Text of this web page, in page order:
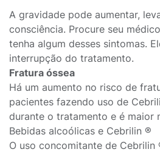
A gravidade pode aumentar,
consciência. Procure seu
tenha algum desses sintomas.
interrupção do tratamento.
Fratura óssea
Há um aumento no risco de
pacientes fazendo uso de
durante o tratamento e é maior
Bebidas alcoólicas e Cebrilin ®
O uso concomitante de Cebrilin